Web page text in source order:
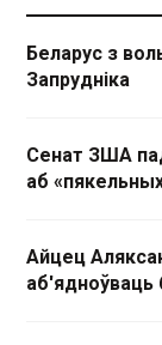
Беларус з
Запрудніка
Сенат ЗША
аб
Айцец
аб'ядноўваць